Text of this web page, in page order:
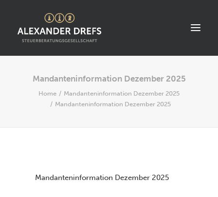
STARTMandanteninformation Dezember 2025
Home
Mandanteninformation Dezember 2025
Mandanteninformation Dezember 2025
Mandanteninformation Dezember 2025